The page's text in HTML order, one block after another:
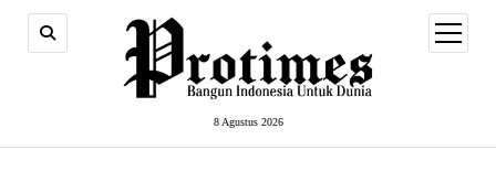
8 Agustus 2026
open
menu